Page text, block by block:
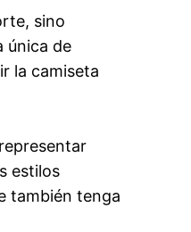
sino
única de
la camiseta
estilos
también tenga